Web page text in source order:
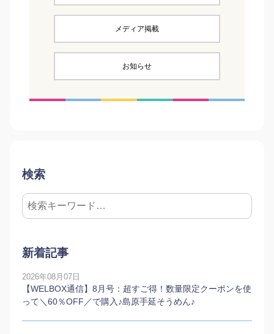
メディア掲載
お知らせ
検索
新着記事
2026年08月07日
【WELBOX通信】8月号：超すご得！数量限定クーポンを使
って＼60％OFF／で購入♪島原手延そうめん♪